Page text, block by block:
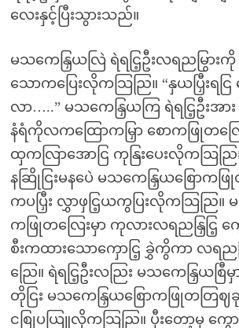
လေးနှင့်ပြီးသွားသည်။
မသကေနြှယလြဲ ရဲရငြ့ဦးလရညမြွားကို
သောကပြေးလိုကသြညြ။ “နှယပြှီးရင
လာ…..” မသကေနြှယကြ ရဲရငြ့ဦးအာ
နံရံကိုလကထြောကမြှာ စောကဖြုတလြ
ထှကလြာအောငြ ကုနြးပေးလိုကသြညြ
နဆြိုငြးမနပေဲ မသကေနြှယစြောကဖ
ကပပြှီး လွှာဖှငြ့ယကွပြးလိုကသြညြ။
ကဖြုတလြေးမှာ ကုလားလရညနြှငြ့ ကွ
စီးကထားသောကှောငြ့ ခွှဲကွိကာ လရည
ညြေ။ ရဲရငြ့ဦးလညြး မသကေနြှယစ
တိုငြး မသကေနြှယစြောကဖြုတတြဈ
ငစြုပယြူလိုကသြညြ။ ပှီးတော့မှ ကွေ